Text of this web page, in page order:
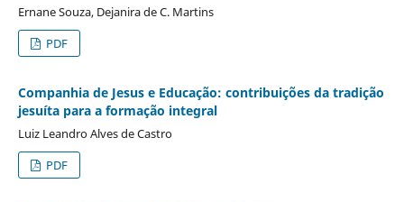
Ernane Souza, Dejanira de C. Martins
PDF
Companhia de Jesus e Educação: contribuições da tradição
jesuíta para a formação integral
Luiz Leandro Alves de Castro
PDF